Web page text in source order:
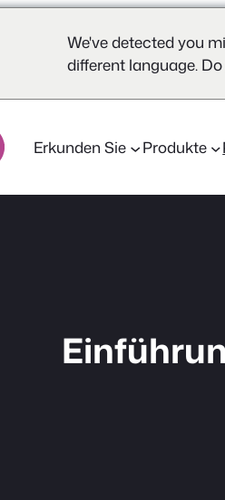
We've detected you
different language.
Erkunden Sie Produkte